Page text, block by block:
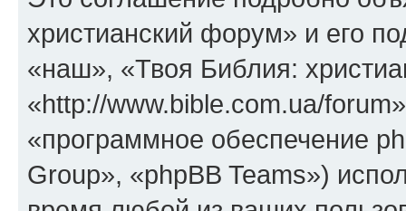
христианский форум» и его
«наш», «Твоя Библия:
«http://www.bible.com.ua/
«программное обеспечение
Group», «phpBB Teams»)